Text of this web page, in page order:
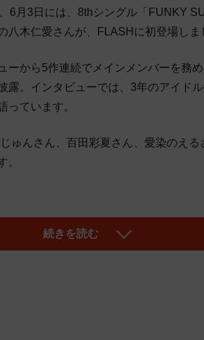
6月3日には、8thシングル「FUNKY
八木仁愛さんが、FLASHに初登場しま
ーから5作連続でメインメンバーを務
露。インタビューでは、3年のアイド
っています。
ゅんさん、百田彩夏さん、愛染のえる
。
まれ 東京都出身 T156 2023年6月
目。デビューシングル「青空について
続きを読む